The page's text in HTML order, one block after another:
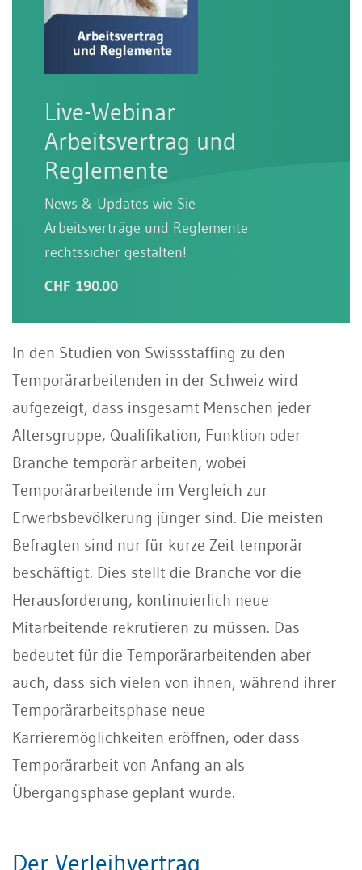
Live-Webinar
Arbeitsvertrag und
Reglemente
News & Updates wie Sie
Arbeitsverträge und Reglemente
rechtssicher gestalten!
CHF 190.00
In den Studien von Swissstaffing zu den
Temporärarbeitenden in der Schweiz wird
aufgezeigt, dass insgesamt Menschen jeder
Altersgruppe, Qualifikation, Funktion oder
Branche temporär arbeiten, wobei
Temporärarbeitende im Vergleich zur
Erwerbsbevölkerung jünger sind. Die meisten
Befragten sind nur für kurze Zeit temporär
beschäftigt. Dies stellt die Branche vor die
Herausforderung, kontinuierlich neue
Mitarbeitende rekrutieren zu müssen. Das
bedeutet für die Temporärarbeitenden aber
auch, dass sich vielen von ihnen, während ihrer
Temporärarbeitsphase neue
Karrieremöglichkeiten eröffnen, oder dass
Temporärarbeit von Anfang an als
Übergangsphase geplant wurde.
Der Verleihvertrag